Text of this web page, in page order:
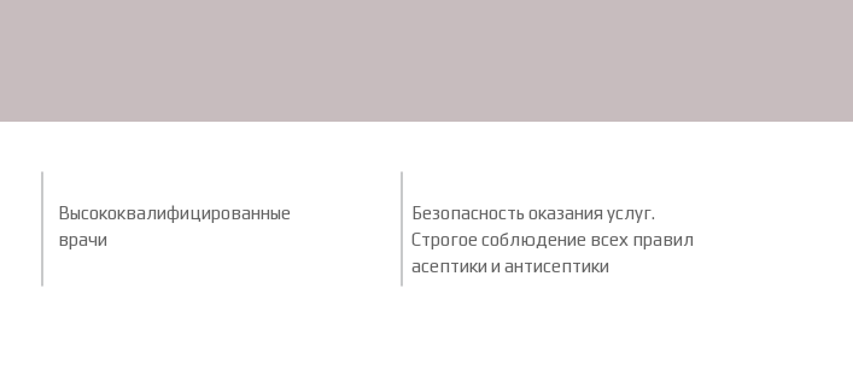
Высококвалифицированные
врачи
Безопасность оказания услуг.
Строгое соблюдение всех правил
асептики и антисептики